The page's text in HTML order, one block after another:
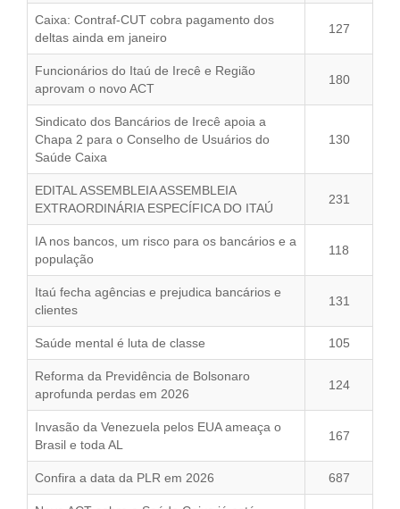
Caixa: Contraf-CUT cobra pagamento dos
deltas ainda em janeiro
127
Funcionários do Itaú de Irecê e Região
aprovam o novo ACT
180
Sindicato dos Bancários de Irecê apoia a
Chapa 2 para o Conselho de Usuários do
Saúde Caixa
130
EDITAL ASSEMBLEIA ASSEMBLEIA
EXTRAORDINÁRIA ESPECÍFICA DO ITAÚ
231
IA nos bancos, um risco para os bancários e a
população
118
Itaú fecha agências e prejudica bancários e
clientes
131
Saúde mental é luta de classe 105
Reforma da Previdência de Bolsonaro
aprofunda perdas em 2026
124
Invasão da Venezuela pelos EUA ameaça o
Brasil e toda AL
167
Confira a data da PLR em 2026 687